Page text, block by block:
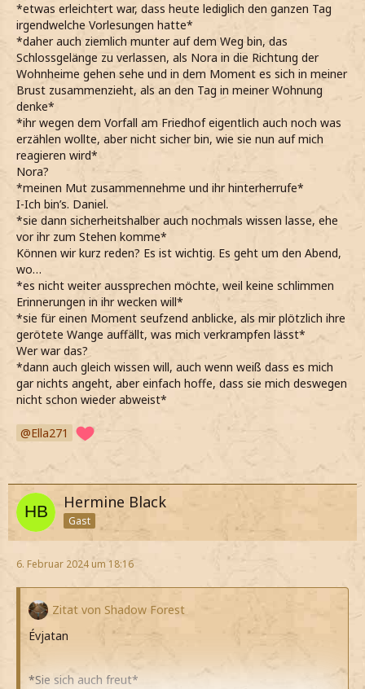
*etwas erleichtert war, dass heute lediglich den ganzen Tag
irgendwelche Vorlesungen hatte*
*daher auch ziemlich munter auf dem Weg bin, das
Schlossgelänge zu verlassen, als Nora in die Richtung der
Wohnheime gehen sehe und in dem Moment es sich in meiner
Brust zusammenzieht, als an den Tag in meiner Wohnung
denke*
*ihr wegen dem Vorfall am Friedhof eigentlich auch noch was
erzählen wollte, aber nicht sicher bin, wie sie nun auf mich
reagieren wird*
Nora?
*meinen Mut zusammennehme und ihr hinterherrufe*
I-Ich bin’s. Daniel.
*sie dann sicherheitshalber auch nochmals wissen lasse, ehe
vor ihr zum Stehen komme*
Können wir kurz reden? Es ist wichtig. Es geht um den Abend,
wo…
*es nicht weiter aussprechen möchte, weil keine schlimmen
Erinnerungen in ihr wecken will*
*sie für einen Moment seufzend anblicke, als mir plötzlich ihre
gerötete Wange auffällt, was mich verkrampfen lässt*
Wer war das?
*dann auch gleich wissen will, auch wenn weiß dass es mich
gar nichts angeht, aber einfach hoffe, dass sie mich deswegen
nicht schon wieder abweist*
Ella271
Hermine Black
Gast
6. Februar 2024 um 18:16
Zitat von Shadow Forest
Évjatan
*Sie sich auch freut*